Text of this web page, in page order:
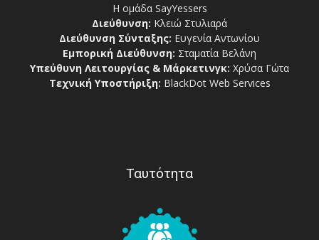
Η ομάδα SayYessers
Διεύθυνση: Κλειώ Στυλιαρά
Διεύθυνση Σύνταξης: Ευγενία Αντωνίου
Εμπορική Διεύθυνση: Σταματία Βελάνη
Υπεύθυνη Λειτουργίας & Μάρκετινγκ: Χρύσα Γώτα
Τεχνική Υποστήριξη: BlackDot Web Services
Ταυτότητα